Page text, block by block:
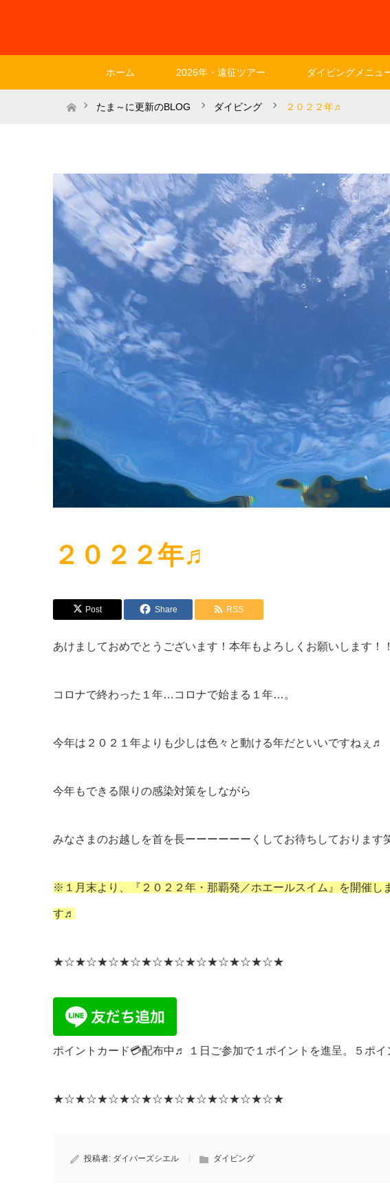
ホーム 2026年・遠征ツアー ダイビングメニュ
ホームたま～に更新のBLOG ダイビング ２０２２年♬
２０２２年♬
Post Share RSS
あけましておめでとうございます！本年もよろしくお願いします！！
コロナで終わった１年…コロナで始まる１年…。
今年は２０２１年よりも少しは色々と動ける年だといいですねぇ♬
今年もできる限りの感染対策をしながら
みなさまのお越しを首を長ーーーーーーくしてお待ちしております
※１月末より、『２０２２年・那覇発／ホエールスイム』を開催し
す♬
★☆★☆★☆★☆★☆★☆★☆★☆★☆★☆★
ポイントカード💳配布中♬ １日ご参加で１ポイントを進呈。５ポイ
★☆★☆★☆★☆★☆★☆★☆★☆★☆★☆★
投稿者: ダイバーズシエル ダイビング